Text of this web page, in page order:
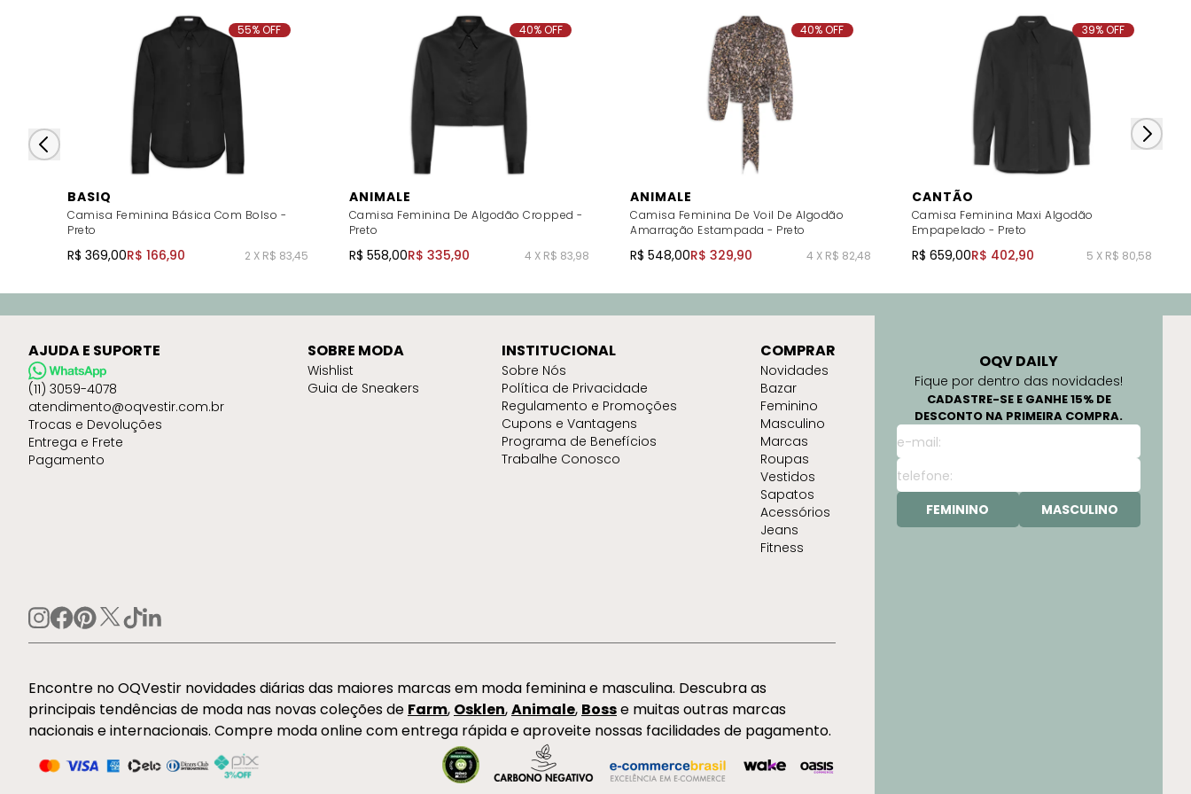
BASIQ
Camisa Feminina Básica Com Bolso -
Preto
R$ 369,00R$ 166,90 2 X R$ 83,45
55% OFF
ANIMALE
Camisa Feminina De Algodão Cropped -
Preto
R$ 558,00R$ 335,90 4 X R$ 83,98
40% OFF
ANIMALE
Camisa Feminina De Voil De Algodão
Amarração Estampada - Preto
R$ 548,00R$ 329,90 4 X R$ 82,48
40% OFF
CANTÃO
Camisa Feminina Maxi Algodão
Empapelado - Preto
R$ 659,00R$ 402,90 5 X R$ 80,58
39% OFF
OQV DAILY
Fique por dentro das novidades!
CADASTRE-SE E GANHE 15% DE
DESCONTO NA PRIMEIRA COMPRA.
FEMININO MASCULINO
AJUDA E SUPORTE
(11) 3059-4078
atendimento@oqvestir.com.br
Trocas e Devoluções
Entrega e Frete
Pagamento
SOBRE MODA
Wishlist
Guia de Sneakers
INSTITUCIONAL
Sobre Nós
Política de Privacidade
Regulamento e Promoções
Cupons e Vantagens
Programa de Benefícios
Trabalhe Conosco
COMPRAR
Novidades
Bazar
Feminino
Masculino
Marcas
Roupas
Vestidos
Sapatos
Acessórios
Jeans
Fitness
Encontre no OQVestir novidades diárias das maiores marcas em moda feminina e masculina. Descubra as
principais tendências de moda nas novas coleções de Farm, Osklen,Animale, Bosse muitas outras marcas
nacionais e internacionais. Compre moda online com entrega rápida e aproveite nossas facilidades de pagamento.